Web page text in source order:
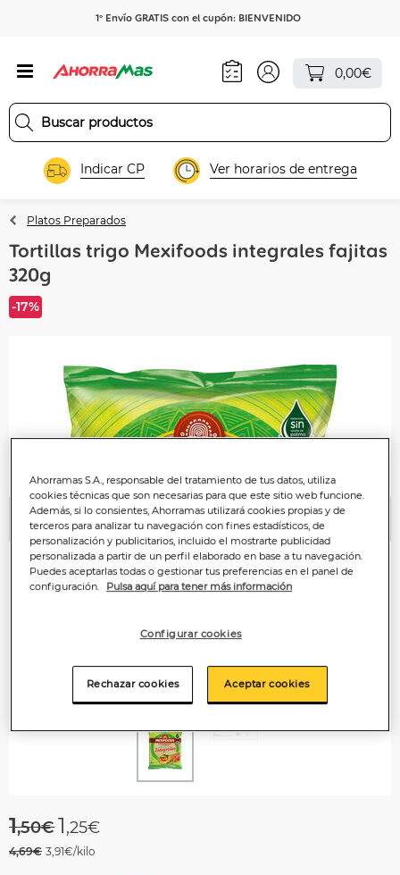
1º Envío GRATIS con el cupón: BIENVENIDO
0,00€
Indicar CP Ver horarios de entrega
Platos Preparados
Tortillas trigo Mexifoods integrales fajitas
320g
-17%
Anterior
Price reduced from
1,50€to
1,25€
4,69€ 3,91€/kilo
Ahorramas S.A., responsable del tratamiento de tus datos, utiliza
cookies técnicas que son necesarias para que este sitio web funcione.
Además, si lo consientes, Ahorramas utilizará cookies propias y de
terceros para analizar tu navegación con fines estadísticos, de
personalización y publicitarios, incluido el mostrarte publicidad
personalizada a partir de un perfil elaborado en base a tu navegación.
Puedes aceptarlas todas o gestionar tus preferencias en el panel de
configuración.
Pulsa aquí para tener más información
Configurar cookies
Rechazar cookies Aceptar cookies